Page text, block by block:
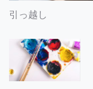
引っ越し